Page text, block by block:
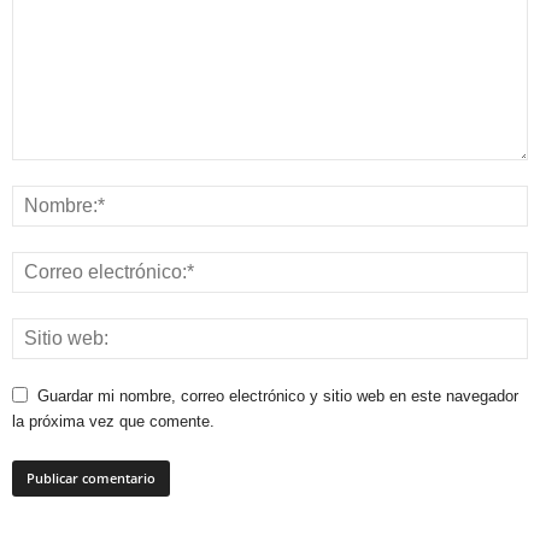
Guardar mi nombre, correo electrónico y sitio web en este navegador
la próxima vez que comente.